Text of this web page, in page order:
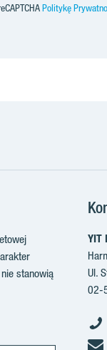
Politykę
stanowią
YIT
Ul.
02-